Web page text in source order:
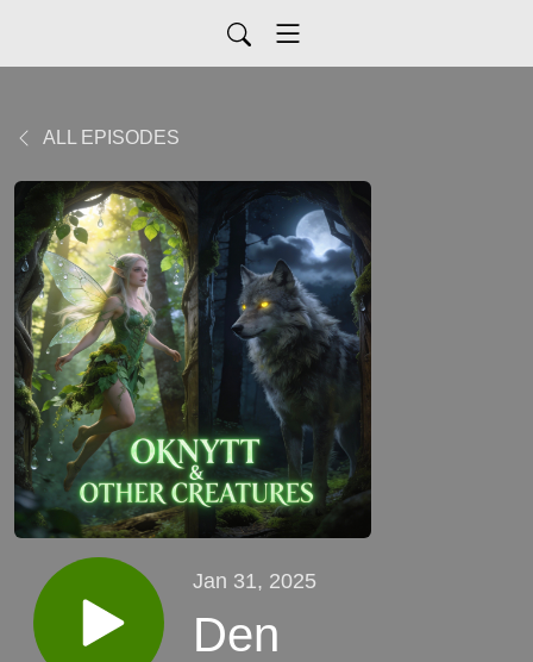
ALL EPISODES
Jan 31, 2025
Den